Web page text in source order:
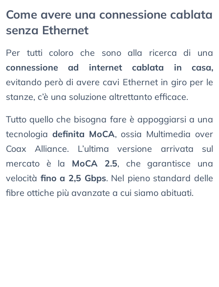
Come avere una connessione cablata
senza Ethernet
Per tutti coloro che sono alla ricerca di una
connessione ad internet cablata in casa,
evitando però di avere cavi Ethernet in giro per le
stanze, c’è una soluzione altrettanto efficace.
Tutto quello che bisogna fare è appoggiarsi a una
tecnologia definita MoCA, ossia Multimedia over
Coax Alliance. L’ultima versione arrivata sul
mercato è la MoCA 2.5, che garantisce una
velocità fino a 2,5 Gbps. Nel pieno standard delle
fibre ottiche più avanzate a cui siamo abituati.